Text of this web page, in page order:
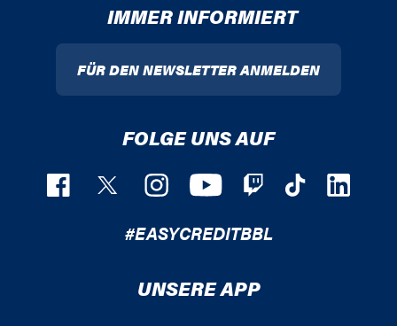
IMMER INFORMIERT
FÜR DEN NEWSLETTER ANMELDEN
FOLGE UNS AUF
#EASYCREDITBBL
UNSERE APP